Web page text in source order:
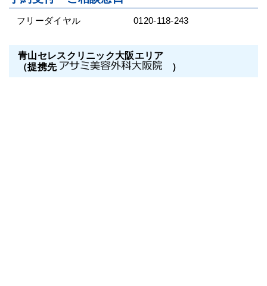
フリーダイヤル 0120-118-243
青山セレスクリニック大阪エリア
（提携先
）